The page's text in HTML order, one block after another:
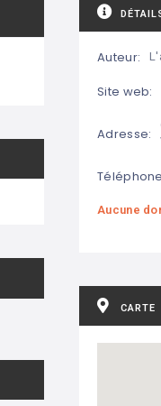
Auteur:
Site web:
Adresse:
Aucune
CARTE